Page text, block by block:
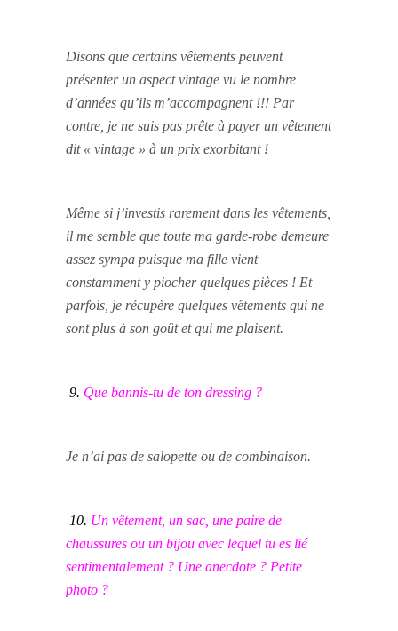
Disons que certains vêtements peuvent
présenter un aspect vintage vu le nombre
d’années qu’ils m’accompagnent !!! Par
contre, je ne suis pas prête à payer un vêtement
dit « vintage » à un prix exorbitant !
Même si j’investis rarement dans les vêtements,
il me semble que toute ma garde-robe demeure
assez sympa puisque ma fille vient
constamment y piocher quelques pièces ! Et
parfois, je récupère quelques vêtements qui ne
sont plus à son goût et qui me plaisent.
9. Que bannis-tu de ton dressing ?
Je n’ai pas de salopette ou de combinaison.
10. Un vêtement, un sac, une paire de
chaussures ou un bijou avec lequel tu es lié
sentimentalement ? Une anecdote ? Petite
photo ?